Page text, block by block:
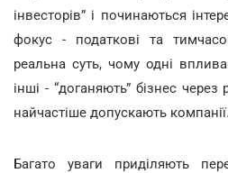
інвесторів” і починаються
фокус - податкові та
реальна суть, чому одні
інші - “доганяють” бізнес через
найчастіше допускають компанії.
Багато уваги приділяють